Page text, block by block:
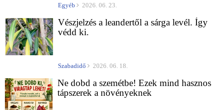
Egyéb 2026. 06. 23.
Vészjelzés a leandertől a sárga levél. Így
védd ki.
Szabadidő 2026. 06. 18.
Ne dobd a szemétbe! Ezek mind hasznos
tápszerek a növényeknek